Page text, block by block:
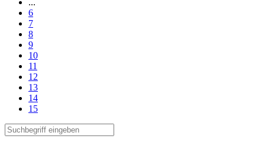
6
7
8
9
10
11
12
13
14
15